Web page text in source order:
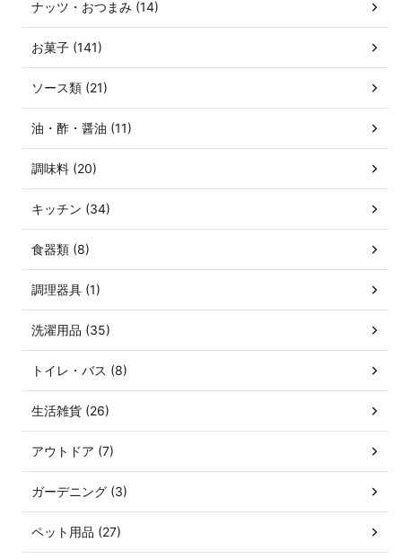
ナッツ・おつまみ (14)
お菓子 (141)
ソース類 (21)
油・酢・醤油 (11)
調味料 (20)
キッチン (34)
食器類 (8)
調理器具 (1)
洗濯用品 (35)
トイレ・バス (8)
生活雑貨 (26)
アウトドア (7)
ガーデニング (3)
ペット用品 (27)